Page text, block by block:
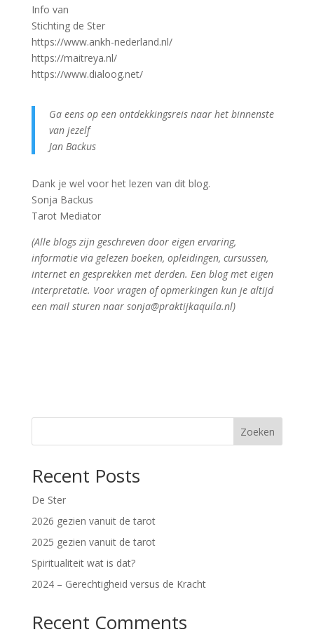
Info van
Stichting de Ster
https://www.ankh-nederland.nl/
https://maitreya.nl/
https://www.dialoog.net/
Ga eens op een ontdekkingsreis naar het binnenste
van jezelf
Jan Backus
Dank je wel voor het lezen van dit blog.
Sonja Backus
Tarot Mediator
(Alle blogs zijn geschreven door eigen ervaring,
informatie via gelezen boeken, opleidingen, cursussen,
internet en gesprekken met derden. Een blog met eigen
interpretatie. Voor vragen of opmerkingen kun je altijd
een mail sturen naar sonja@praktijkaquila.nl)
Zoeken
Recent Posts
De Ster
2026 gezien vanuit de tarot
2025 gezien vanuit de tarot
Spiritualiteit wat is dat?
2024 – Gerechtigheid versus de Kracht
Recent Comments